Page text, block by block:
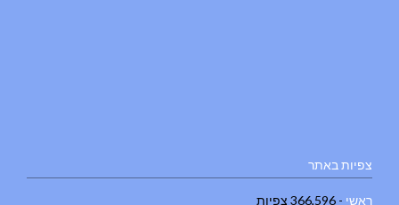
צפיות באתר
ראשי - 366,596 צפיות